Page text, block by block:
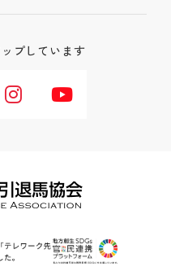
プしています